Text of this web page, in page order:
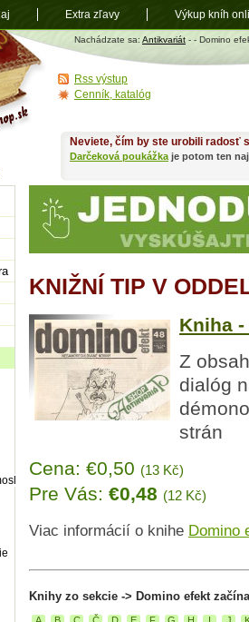
Antikvariát
shop.sk
Nachádzate sa: Antikvariát - - Domino
KNIŽNÍ TIP V
Kniha
Z
dialóg
strán
Cena: €0,50 (13 Kč)
Pre Vás: €0,48 (12 Kč)
Viac informácií o knihe Domino
Knihy zo sekcie -> Domino efekt
Neviete, čím by ste urobili radosť
Darčeková poukážka je potom ten
Rss výstup
Cenník, katalóg
Extra zľavy Výkup kníh